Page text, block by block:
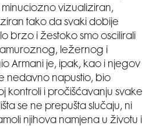
vizualiziran,
tako da svaki dobije
brzo i žestoko smo oscilirali
ležernog i
Armani je, ipak, kao i njegov
nedavno napustio, bio
kontroli i pročišćavanju svake
se ne prepušta slučaju, ni
njihova namjena u životu i